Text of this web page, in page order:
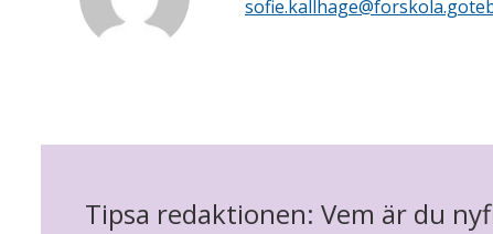
Tipsa redaktionen: Vem är du